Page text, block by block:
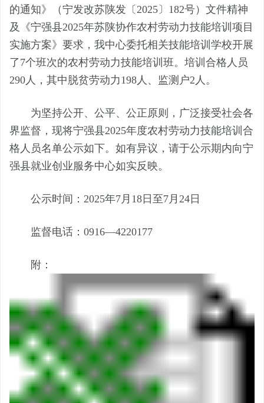
的通知》（宁发改苏陕发〔2025〕 182号）文件精神
及《宁强县2025年苏陕协作农村劳动力技能培训项目
实施方案》要求，我中心委托相关技能培训学校开展
了7个班次的农村劳动力技能培训班。培训合格人员
290 人，其中脱贫劳动力198 人 、 监测户2人 。
为坚持公开、公平、公正原则，广泛接受社会各
界监督，现将宁强县2025年度农村劳动力技能培训 合
格 人员名单公示如下。 如有异议，请于公示期内向宁
强县就业创业服务中心如实反映。
公示时间： 2025年7 月 18日至7 月 24日
监督电话： 0916—4220177
附：